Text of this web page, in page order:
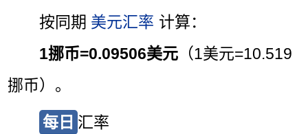
按同期 美元汇率 计算：
1挪币=0.09506美元 （1美元=10.519
挪币）。
每日 汇率